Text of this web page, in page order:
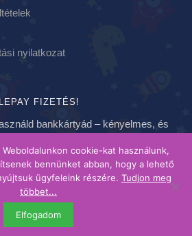
nyilatkozat
FIZETÉS!
bankkártyád – kényelmes, és
szundikendo.hu | Created by Brainspot
bruttó árak, forintban értendőek és ahol
szerepel, egy darabra vonatkoznak.
cookie-kat használunk,
bennünket abban, hogy a lehető
ügyfeleink részére. Tudjon meg
többet...
Elfogadom